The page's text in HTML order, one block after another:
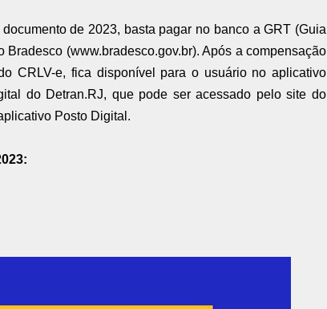
de 2023, basta pagar no banco a GRT (Guia
(www.bradesco.gov.br). Após a compensação
CRLV-e, fica disponível para o usuário no aplicativo
do Detran.RJ, que pode ser acessado pelo site do
Posto Digital.